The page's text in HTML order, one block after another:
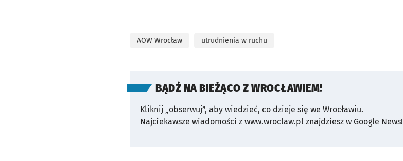
AOW Wrocław utrudnienia w ruchu
BĄDŹ NA BIEŻĄCO Z WROCŁAWIEM!
Kliknij „obserwuj”, aby wiedzieć, co dzieje się we Wrocławiu.
Najciekawsze wiadomości z www.wroclaw.pl znajdziesz w Google News!